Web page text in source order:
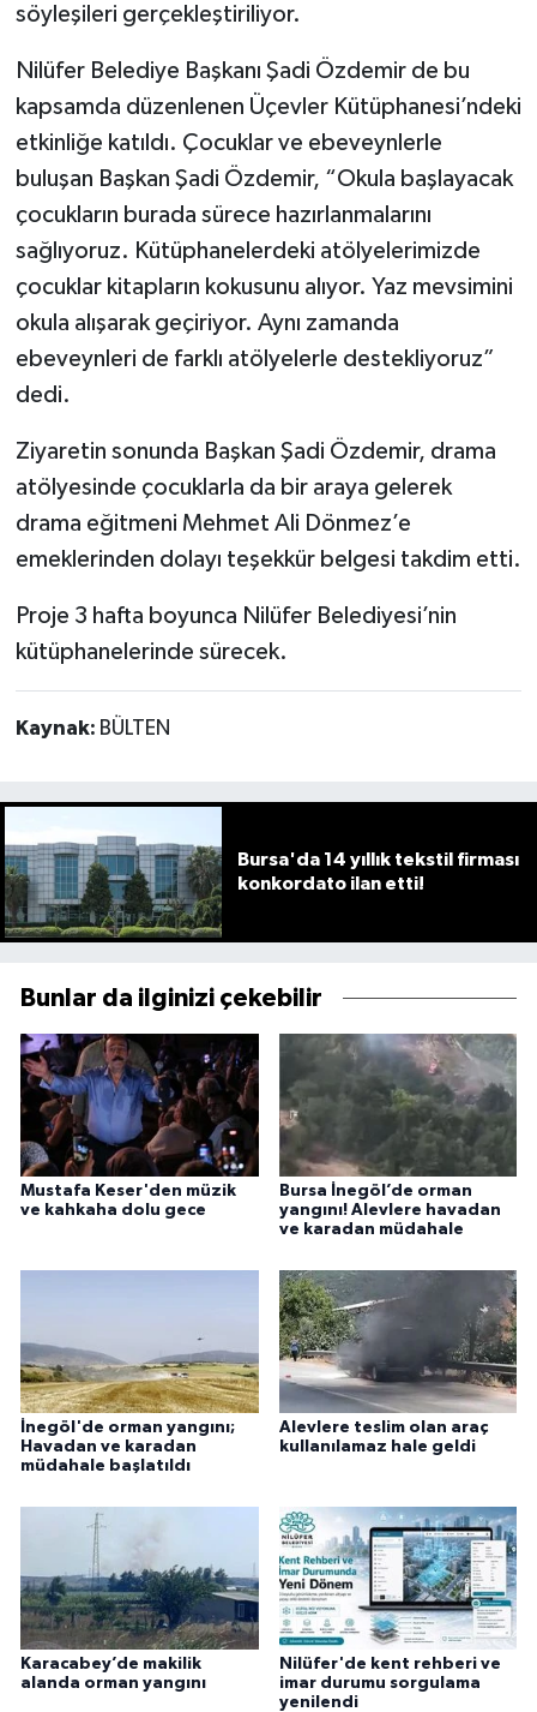
söyleşileri gerçekleştiriliyor.
Nilüfer Belediye Başkanı Şadi Özdemir de bu
kapsamda düzenlenen Üçevler Kütüphanesi’ndeki
etkinliğe katıldı. Çocuklar ve ebeveynlerle
buluşan Başkan Şadi Özdemir, “Okula başlayacak
çocukların burada sürece hazırlanmalarını
sağlıyoruz. Kütüphanelerdeki atölyelerimizde
çocuklar kitapların kokusunu alıyor. Yaz mevsimini
okula alışarak geçiriyor. Aynı zamanda
ebeveynleri de farklı atölyelerle destekliyoruz”
dedi.
Ziyaretin sonunda Başkan Şadi Özdemir, drama
atölyesinde çocuklarla da bir araya gelerek
drama eğitmeni Mehmet Ali Dönmez’e
emeklerinden dolayı teşekkür belgesi takdim etti.
Proje 3 hafta boyunca Nilüfer Belediyesi’nin
kütüphanelerinde sürecek.
Kaynak: BÜLTEN
Bursa'da 14 yıllık tekstil firması
konkordato ilan etti!
Bunlar da ilginizi çekebilir
Mustafa Keser'den müzik
ve kahkaha dolu gece
Bursa İnegöl’de orman
yangını! Alevlere havadan
ve karadan müdahale
İnegöl'de orman yangını;
Havadan ve karadan
müdahale başlatıldı
Alevlere teslim olan araç
kullanılamaz hale geldi
Karacabey’de makilik
alanda orman yangını
Nilüfer'de kent rehberi ve
imar durumu sorgulama
yenilendi